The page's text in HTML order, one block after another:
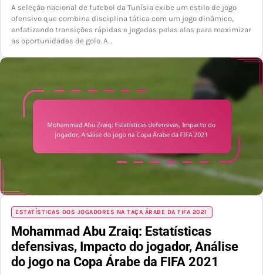
A seleção nacional de futebol da Tunísia exibe um estilo de jogo
ofensivo que combina disciplina tática com um jogo dinâmico,
enfatizando transições rápidas e jogadas pelas alas para maximizar
as oportunidades de golo. A…
ESTATÍSTICAS DOS JOGADORES NA TAÇA ÁRABE DA FIFA 2021
Mohammad Abu Zraiq: Estatísticas
defensivas, Impacto do jogador, Análise
do jogo na Copa Árabe da FIFA 2021